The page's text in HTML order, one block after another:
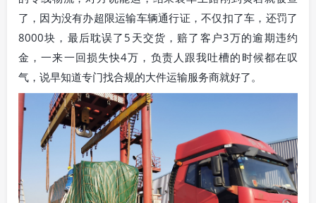
了，因为没有办超限运输车辆通行证，不仅扣了车，还罚了
8000块，最后耽误了5天交货，赔了客户3万的逾期违约
金，一来一回损失快4万，负责人跟我吐槽的时候都在叹
气，说早知道专门找合规的大件运输服务商就好了。